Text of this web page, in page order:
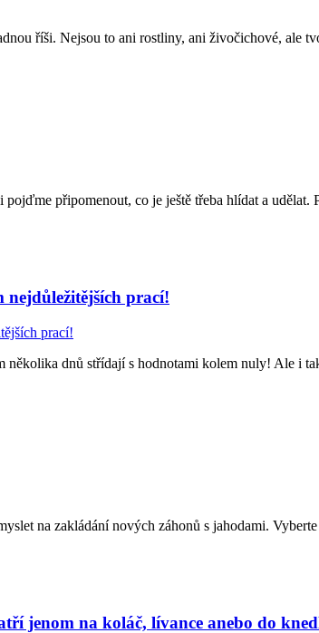
říši. Nejsou to ani rostliny, ani živočichové, ale
připomenout, co je ještě třeba hlídat a udělat.
nejdůležitějších prací!
několika dnů střídají s hodnotami kolem nuly! Ale i
na zakládání nových záhonů s jahodami.
jenom na koláč, lívance anebo do